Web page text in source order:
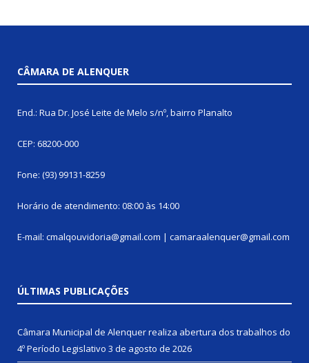
CÂMARA DE ALENQUER
End.: Rua Dr. José Leite de Melo s/nº, bairro Planalto
CEP: 68200-000
Fone: (93) 99131-8259
Horário de atendimento: 08:00 às 14:00
E-mail: cmalqouvidoria@gmail.com | camaraalenquer@gmail.com
ÚLTIMAS PUBLICAÇÕES
Câmara Municipal de Alenquer realiza abertura dos trabalhos do
4º Período Legislativo 3 de agosto de 2026